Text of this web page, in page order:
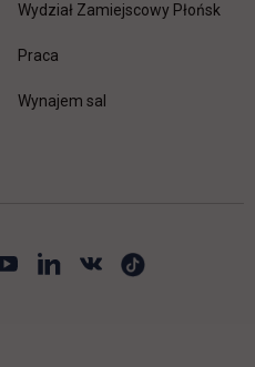
Wydział Zamiejscowy Płońsk
Praca
Wynajem sal